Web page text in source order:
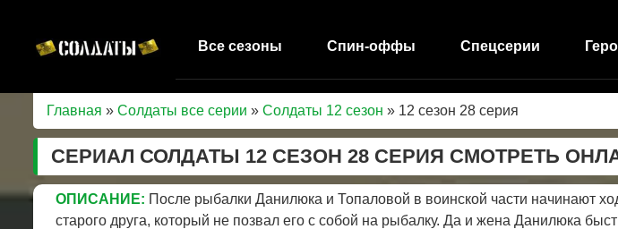
Все сезоны Спин-оффы Спецсерии
Главная » Солдаты все серии » Солдаты 12 сезон » 12 сезон 28 серия
СЕРИАЛ СОЛДАТЫ 12 СЕЗОН 28 СЕРИЯ СМОТРЕТЬ
ОПИСАНИЕ: После рыбалки Данилюка и Топаловой в воинской части начинают
старого друга, который не позвал его с собой на рыбалку. Да и жена Данилюка